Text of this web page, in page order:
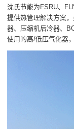
沈氏节能为FSRU、
提供热管理解决方案
器、压缩机后冷器、
使用的高/低压气化器